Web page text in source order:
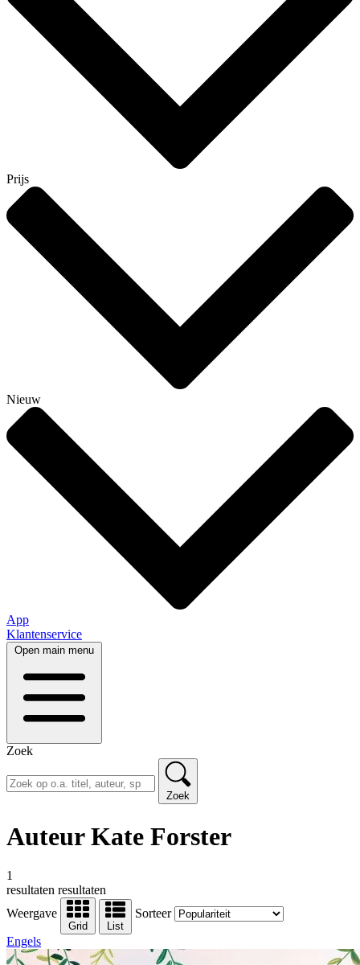
Prijs
Nieuw
App
Klantenservice
Open main menu
Zoek
Zoek
Auteur Kate Forster
1
resultaten resultaten
Weergave
Grid List
Sorteer
Engels